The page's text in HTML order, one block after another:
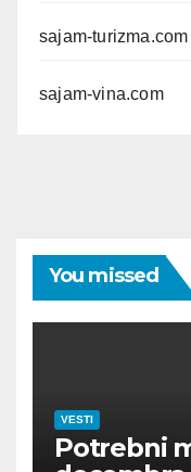
sajam-turizma.com
sajam-vina.com
You missed
VESTI
Potrebni